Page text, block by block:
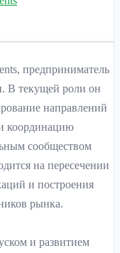
предприниматель
В текущей роли он
направлений
координацию
сообществом
на пересечении
и построения
рынка.
и развитием